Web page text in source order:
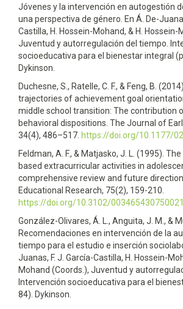
Jóvenes y la intervención en autogestión
una perspectiva de género. En Á. De-
Castilla, H. Hossein-Mohand, & H. Hossein-
Juventud y autorregulación del tiempo.
socioeducativa para el bienestar integral
Dykinson.
Duchesne, S., Ratelle, C. F., & Feng, B.
trajectories of achievement goal
middle school transition: The contribution
behavioral dispositions. The Journal of
34(4), 486–517. https://doi.org/10.1177/
Feldman, A. F., & Matjasko, J. L. (1995).
based extracurricular activities in
comprehensive review and future
Educational Research, 75(2), 159-210.
https://doi.org/10.3102/003465430750021
González-Olivares, Á. L., Anguita, J. M., &
Recomendaciones en intervención de la
tiempo para el estudio e inserción
Juanas, F. J. García-Castilla, H. Hossein-
Mohand (Coords.), Juventud y
Intervención socioeducativa para el
84). Dykinson.